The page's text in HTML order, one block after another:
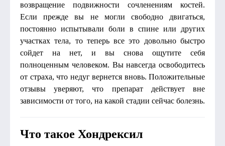
возвращение подвижности сочленениям костей.
Если прежде вы не могли свободно двигаться,
постоянно испытывали боли в спине или других
участках тела, то теперь все это довольно быстро
сойдет на нет, и вы снова ощутите себя
полноценным человеком. Вы навсегда освободитесь
от страха, что недуг вернется вновь. Положительные
отзывы уверяют, что препарат действует вне
зависимости от того, на какой стадии сейчас болезнь.
Что такое Хондрексил